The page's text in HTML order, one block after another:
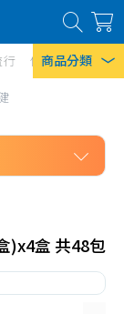
商品分類
行 傢俱寢具 居
)x4盒 共48包